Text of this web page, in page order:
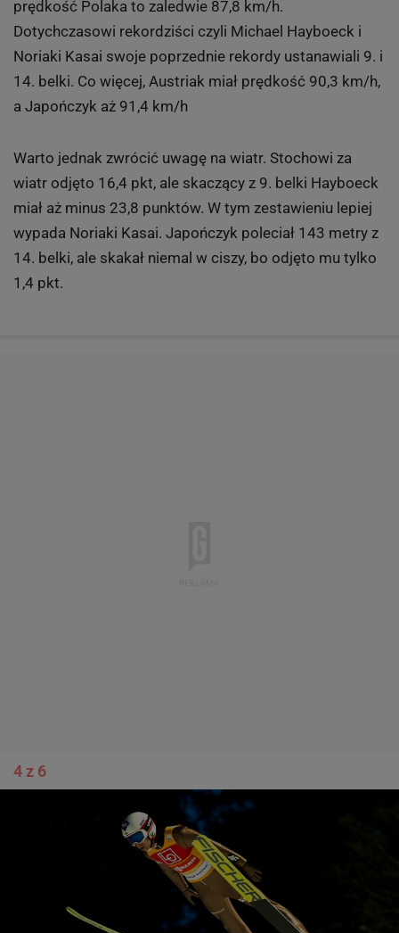
prędkość Polaka to zaledwie 87,8 km/h.
Dotychczasowi rekordziści czyli Michael Hayboeck i
Noriaki Kasai swoje poprzednie rekordy ustanawiali 9. i
14. belki. Co więcej, Austriak miał prędkość 90,3 km/h,
a Japończyk aż 91,4 km/h
Warto jednak zwrócić uwagę na wiatr. Stochowi za
wiatr odjęto 16,4 pkt, ale skaczący z 9. belki Hayboeck
miał aż minus 23,8 punktów. W tym zestawieniu lepiej
wypada Noriaki Kasai. Japończyk poleciał 143 metry z
14. belki, ale skakał niemal w ciszy, bo odjęto mu tylko
1,4 pkt.
4 z 6